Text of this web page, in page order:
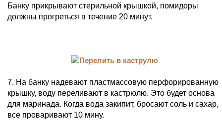
Банку прикрывают стерильной крышкой, помидоры
должны прогреться в течение 20 минут.
7. На банку надевают пластмассовую перфорированную
крышку, воду переливают в кастрюлю. Это будет основа
для маринада. Когда вода закипит, бросают соль и сахар,
все проваривают 10 мину.